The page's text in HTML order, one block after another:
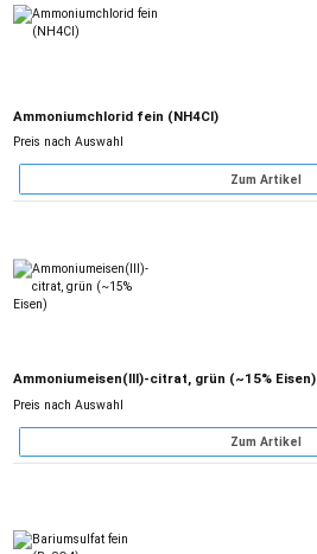
Ammoniumchlorid fein (NH4Cl)
Preis nach Auswahl
Zum Artikel
Ammoniumeisen(III)-citrat, grün (~15% Eisen)
Preis nach Auswahl
Zum Artikel